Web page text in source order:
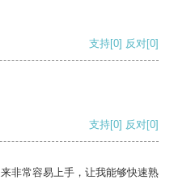
支持[0] 反对[0]
支持[0] 反对[0]
非常容易上手，让我能够快速熟